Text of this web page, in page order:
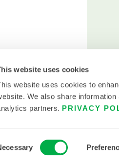
website uses cookies
website uses cookies to
We also share
partners. PRIVACY
RECHTE VORBEHALTEN.